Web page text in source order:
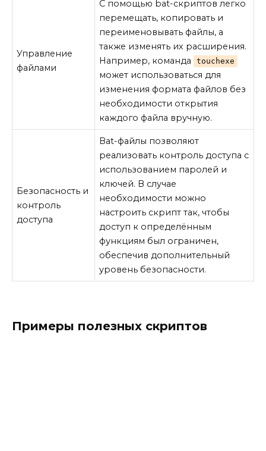
Управление
файлами
С помощью bat-скриптов легко
перемещать, копировать и
переименовывать файлы, а
также изменять их расширения.
Например, команда
touchexe
может использоваться для
изменения формата файлов без
необходимости открытия
каждого файла вручную.
Безопасность и
контроль
доступа
Bat-файлы позволяют
реализовать контроль доступа с
использованием паролей и
ключей. В случае
необходимости можно
настроить скрипт так, чтобы
доступ к определённым
функциям был ограничен,
обеспечив дополнительный
уровень безопасности.
Примеры полезных скриптов